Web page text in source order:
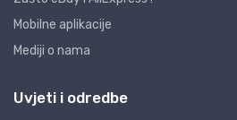
Mobilne aplikacije
Mediji o nama
Uvjeti i odredbe